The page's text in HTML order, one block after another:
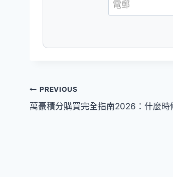
文
章
PREVIOUS
萬豪積分購買完全指南2026：什麼時